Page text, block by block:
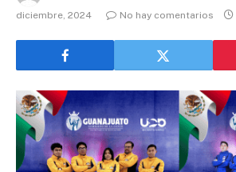
diciembre, 2024
No hay comentarios